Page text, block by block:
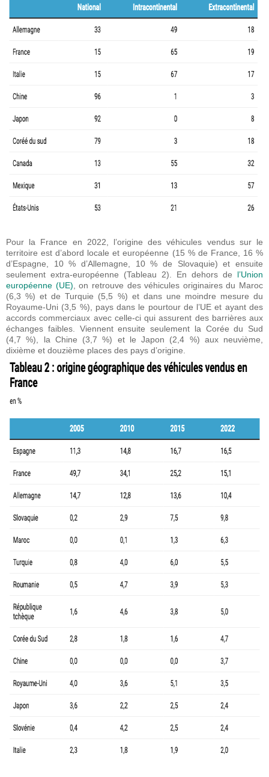
Pour la France en 2022, l’origine des véhicules vendus sur le
territoire est d’abord locale et européenne (15 % de France, 16 %
d’Espagne, 10 % d’Allemagne, 10 % de Slovaquie) et ensuite
seulement extra-européenne (Tableau 2). En dehors de l’Union
européenne (UE), on retrouve des véhicules originaires du Maroc
(6,3 %) et de Turquie (5,5 %) et dans une moindre mesure du
Royaume-Uni (3,5 %), pays dans le pourtour de l’UE et ayant des
accords commerciaux avec celle-ci qui assurent des barrières aux
échanges faibles. Viennent ensuite seulement la Corée du Sud
(4,7 %), la Chine (3,7 %) et le Japon (2,4 %) aux neuvième,
dixième et douzième places des pays d’origine.